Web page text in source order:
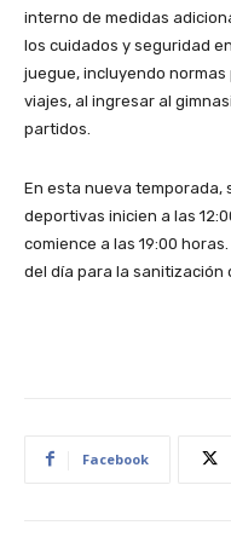
interno de medidas
los cuidados y seguridad
juegue, incluyendo
viajes, al ingresar al
partidos.
En esta nueva temporada,
deportivas inicien a las
comience a las 19:00
del día para la sanitización
Facebook